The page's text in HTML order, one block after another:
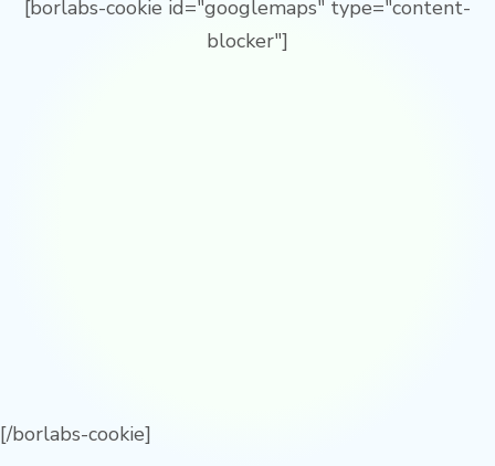
[borlabs-cookie id="googlemaps" type="content-
blocker"]
[/borlabs-cookie]